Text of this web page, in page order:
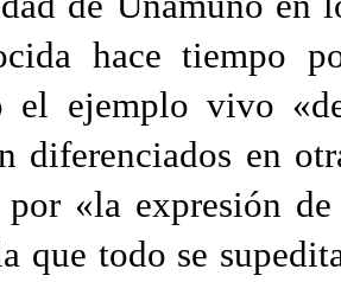
hace tiempo
el ejemplo vivo
diferenciados en
por «la expresión
que todo se